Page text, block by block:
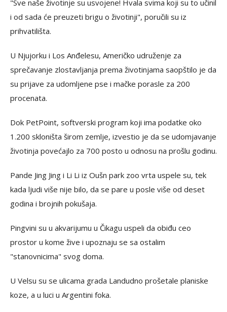
"Sve naše životinje su usvojene! Hvala svima koji su to učinil
i od sada će preuzeti brigu o životinji", poručili su iz
prihvatilišta.
U Njujorku i Los Anđelesu, Američko udruženje za
sprečavanje zlostavljanja prema životinjama saopštilo je da
su prijave za udomljene pse i mačke porasle za 200
procenata.
Dok PetPoint, softverski program koji ima podatke oko
1.200 skloništa širom zemlje, izvestio je da se udomjavanje
životinja povećajlo za 700 posto u odnosu na prošlu godinu.
Pande Jing Jing i Li Li iz Oušn park zoo vrta uspele su, tek
kada ljudi više nije bilo, da se pare u posle više od deset
godina i brojnih pokušaja.
Pingvini su u akvarijumu u Čikagu uspeli da obiđu ceo
prostor u kome žive i upoznaju se sa ostalim
"stanovnicima" svog doma.
U Velsu su se ulicama grada Landudno prošetale planiske
koze, a u luci u Argentini foka.